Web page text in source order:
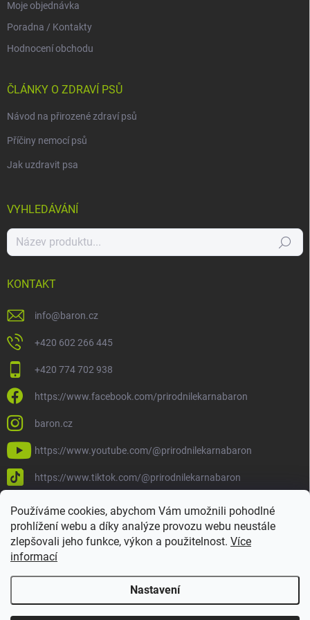
Používáme cookies, abychom Vám umožnili pohodlné
prohlížení webu a díky analýze provozu webu neustále
zlepšovali jeho funkce, výkon a použitelnost. Více
informací
Nastavení
Moje objednávka
Poradna / Kontakty
Hodnocení obchodu
ČLÁNKY O ZDRAVÍ PSŮ
Návod na přirozené zdraví psů
Příčiny nemocí psů
Jak uzdravit psa
VYHLEDÁVÁNÍ
Hledat
KONTAKT
info@baron.cz
+420 602 266 445
+420 774 702 938
https://www.facebook.com/prirodnilekarnabaron
baron.cz
https://www.youtube.com/@prirodnilekarnabaron
https://www.tiktok.com/@prirodnilekarnabaron
Copyright 2026Baron. Všechna práva vyhrazena.Upravit nastavení